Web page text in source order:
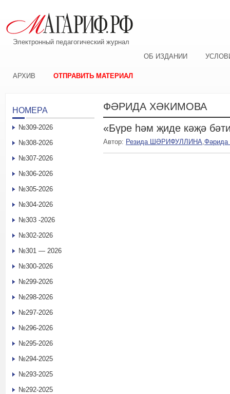
Электронный педагогический журнал
ОБ ИЗДАНИИ
АРХИВ ОТПРАВИТЬ МАТЕРИАЛ
ФӘРИДА ХӘКИМОВА
«Бүре һәм җиде кәҗә
Автор: Резида ШӘРИФУЛЛИНА,
НОМЕРА
№309-2026
№308-2026
№307-2026
№306-2026
№305-2026
№304-2026
№303 -2026
№302-2026
№301 — 2026
№300-2026
№299-2026
№298-2026
№297-2026
№296-2026
№295-2026
№294-2025
№293-2025
№292-2025